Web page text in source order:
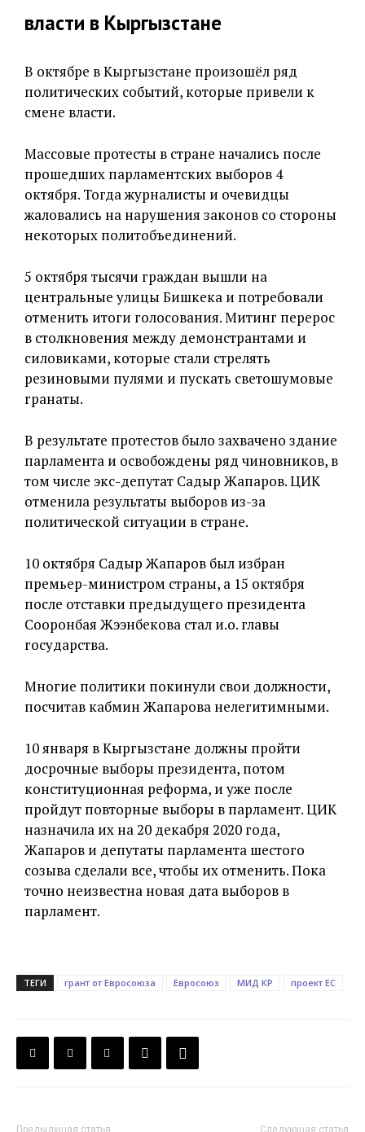
власти в Кыргызстане
В октябре в Кыргызстане произошёл ряд
политических событий, которые привели к
смене власти.
Массовые протесты в стране начались после
прошедших парламентских выборов 4
октября. Тогда журналисты и очевидцы
жаловались на нарушения законов со стороны
некоторых политобъединений.
5 октября тысячи граждан вышли на
центральные улицы Бишкека и потребовали
отменить итоги голосования. Митинг перерос
в столкновения между демонстрантами и
силовиками, которые стали стрелять
резиновыми пулями и пускать светошумовые
гранаты.
В результате протестов было захвачено здание
парламента и освобождены ряд чиновников, в
том числе экс-депутат Садыр Жапаров. ЦИК
отменила результаты выборов из-за
политической ситуации в стране.
10 октября Садыр Жапаров был избран
премьер-министром страны, а 15 октября
после отставки предыдущего президента
Сооронбая Жээнбекова стал и.о. главы
государства.
Многие политики покинули свои должности,
посчитав кабмин Жапарова нелегитимными.
10 января в Кыргызстане должны пройти
досрочные выборы президента, потом
конституционная реформа, и уже после
пройдут повторные выборы в парламент. ЦИК
назначила их на 20 декабря 2020 года,
Жапаров и депутаты парламента шестого
созыва сделали все, чтобы их отменить. Пока
точно неизвестна новая дата выборов в
парламент.
ТЕГИ грант от Евросоюза Евросоюз МИД КР проект ЕС
Предыдущая статья Следующая статья